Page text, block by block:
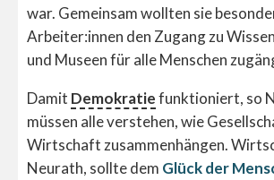
war. Gemeinsam wollten sie
Arbeiter:innen den Zugang zu
und Museen für alle Menschen
Damit Demokratiefunktioniert, so
müssen alle verstehen, wie
Wirtschaft zusammenhängen.
Neurath, sollte dem Glück der